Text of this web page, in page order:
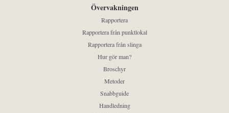
Övervakningen
Rapportera
Rapportera från punktlokal
Rapportera från slinga
Hur gör man?
Broschyr
Metoder
Snabbguide
Handledning